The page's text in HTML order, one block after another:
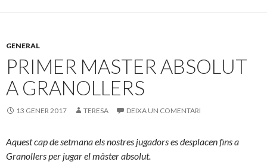
GENERAL
PRIMER MASTER ABSOLUT
A GRANOLLERS
13 GENER 2017 TERESA DEIXA UN COMENTARI
Aquest cap de setmana els nostres jugadors es desplacen fins a
Granollers per jugar el màster absolut.